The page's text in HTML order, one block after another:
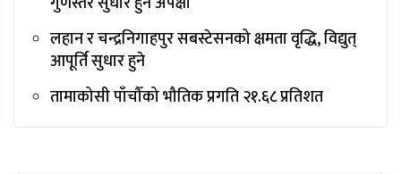
लहान र चन्द्रनिगाहपुर सबस्टेसनको क्षमता वृद्धि, विद्युत्
आपूर्ति सुधार हुने
तामाकोसी पाँचौँको भौतिक प्रगति २१.६८ प्रतिशत